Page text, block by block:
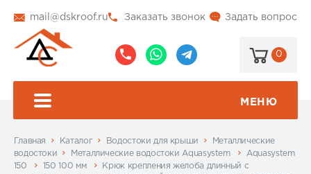
mail@dskroof.ru Задать вопрос
Заказать звонок
0
МЕНЮ
Главная Каталог Водостоки для крыши
Металлические
водостоки
Металлические водостоки Aquasystem
Aquasystem
150
150 100 мм
Крюк крепления желоба длинный с